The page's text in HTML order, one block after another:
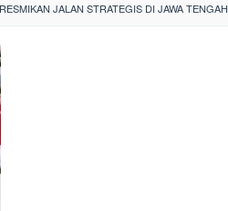
JALAN STRATEGIS DI JAWA TENGAH